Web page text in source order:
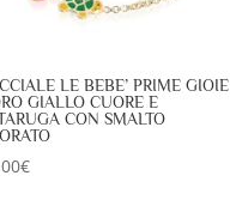
LE BEBE’ PRIME GIOIE
GIALLO CUORE E
CON SMALTO
€